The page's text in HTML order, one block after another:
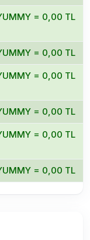
= 0,00 TL
= 0,00 TL
= 0,00 TL
= 0,00 TL
= 0,00 TL
= 0,00 TL